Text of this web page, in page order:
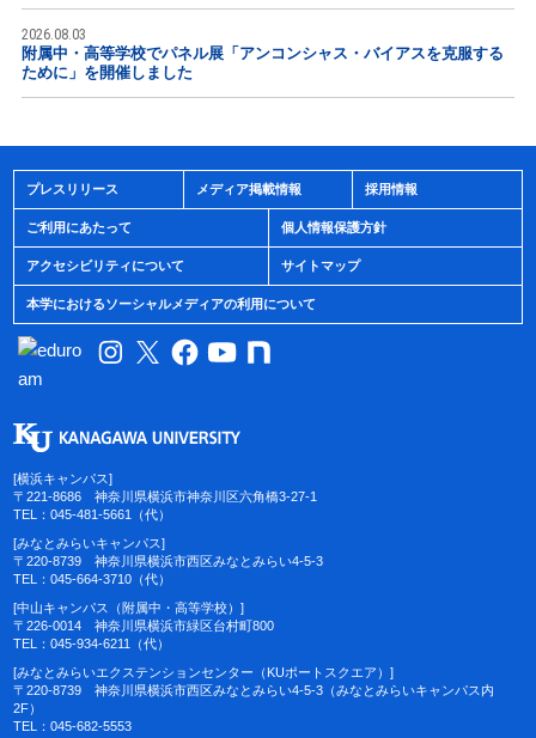
2026.08.03
附属中・高等学校でパネル展「アンコンシャス・バイアスを克服する
ために」を開催しました
プレスリリース メディア掲載情報 採用情報
ご利用にあたって 個人情報保護方針
アクセシビリティについて サイトマップ
本学におけるソーシャルメディアの利用について
[横浜キャンパス]
〒221-8686 神奈川県横浜市神奈川区六角橋3-27-1
TEL：045-481-5661（代）
[みなとみらいキャンパス]
〒220-8739 神奈川県横浜市西区みなとみらい4-5-3
TEL：045-664-3710（代）
[中山キャンパス（附属中・高等学校）]
〒226-0014 神奈川県横浜市緑区台村町800
TEL：045-934-6211（代）
[みなとみらいエクステンションセンター（KUポートスクエア）]
〒220-8739 神奈川県横浜市西区みなとみらい4-5-3（みなとみらいキャンパス内
2F）
TEL：045-682-5553